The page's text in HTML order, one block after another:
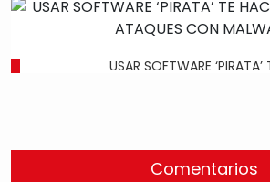
USAR SOFTWARE ‘PIRATA’
Comentarios